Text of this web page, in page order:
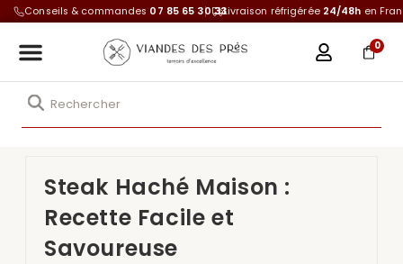
Conseils & commandes 07 85 65 30 33Livraison réfrigérée 24/48h en
0
Steak Haché Maison :
Recette Facile et
Savoureuse